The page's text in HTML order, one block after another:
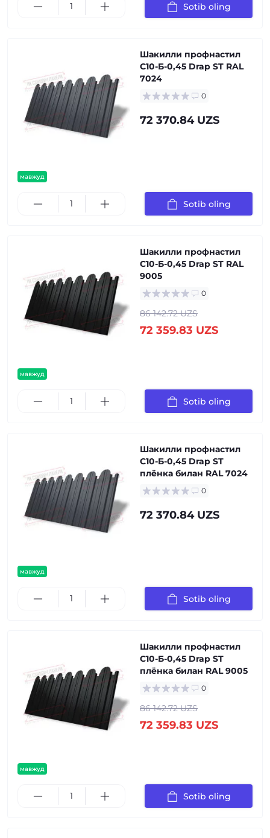
Sotib oling
мавжуд
Шакилли профнастил
С10-Б-0,45 Drap ST RAL
7024
0
72 370.84 UZS
Sotib oling
мавжуд
Шакилли профнастил
С10-Б-0,45 Drap ST RAL
9005
0
86 142.72 UZS
72 359.83 UZS
Sotib oling
мавжуд
Шакилли профнастил
С10-Б-0,45 Drap ST
плёнка билан RAL 7024
0
72 370.84 UZS
Sotib oling
мавжуд
Шакилли профнастил
С10-Б-0,45 Drap ST
плёнка билан RAL 9005
0
86 142.72 UZS
72 359.83 UZS
Sotib oling